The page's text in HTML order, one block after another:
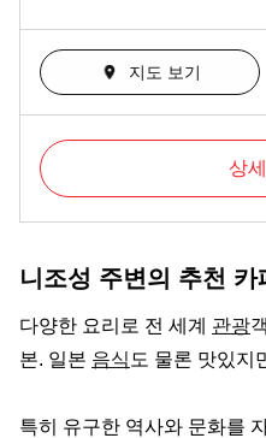
지도 보기
상
니조성 주변의 추천
다양한 요리로 전 세계 관광
본. 일본 음식 도 물론 맛있지
특히 유구한 역사와 문화를